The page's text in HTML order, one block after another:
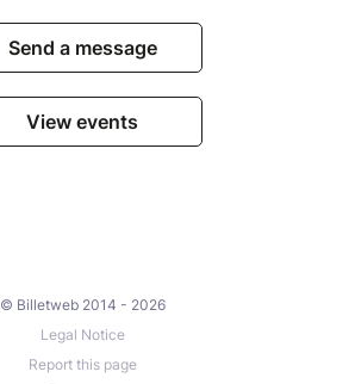
Send a message
View events
© Billetweb 2014 - 2026
Legal Notice
Report this page